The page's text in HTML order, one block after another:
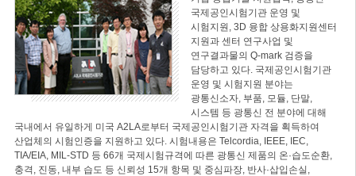
국제공인시험기관 운영 및
시험지원, 3D 융합 상용화지원센터
지원과 센터 연구사업 및
연구결과물의 Q-mark 검증을
담당하고 있다. 국제공인시험기관
운영 및 시험지원 분야는
광통신소자, 부품, 모듈, 단말,
시스템 등 광통신 전 분야에 대해
국내에서 유일하게 미국 A2LA로부터 국제공인시험기관 자격을 획득하여
산업체의 시험인증을 지원하고 있다. 시험내용은 Telcordia, IEEE, IEC,
TIA/EIA, MIL-STD 등 66개 국제시험규격에 따른 광통신 제품의 온·습도순환,
충격, 진동, 내부 습도 등 신뢰성 15개 항목 및 중심파장, 반사·삽입손실,